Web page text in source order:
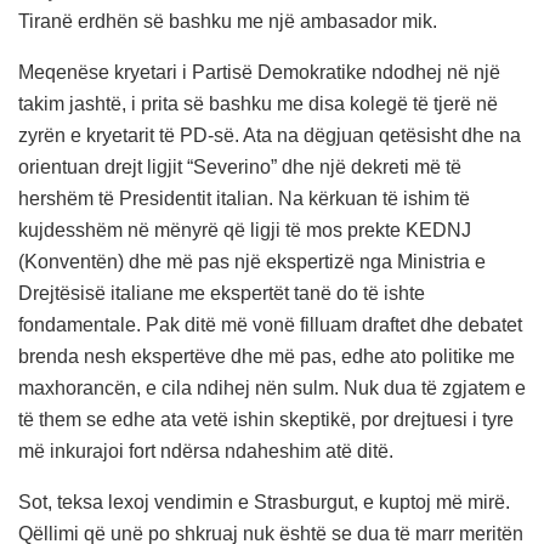
Tiranë erdhën së bashku me një ambasador mik.
Meqenëse kryetari i Partisë Demokratike ndodhej në një
takim jashtë, i prita së bashku me disa kolegë të tjerë në
zyrën e kryetarit të PD-së. Ata na dëgjuan qetësisht dhe na
orientuan drejt ligjit “Severino” dhe një dekreti më të
hershëm të Presidentit italian. Na kërkuan të ishim të
kujdesshëm në mënyrë që ligji të mos prekte KEDNJ
(Konventën) dhe më pas një ekspertizë nga Ministria e
Drejtësisë italiane me ekspertët tanë do të ishte
fondamentale. Pak ditë më vonë filluam draftet dhe debatet
brenda nesh ekspertëve dhe më pas, edhe ato politike me
maxhorancën, e cila ndihej nën sulm. Nuk dua të zgjatem e
të them se edhe ata vetë ishin skeptikë, por drejtuesi i tyre
më inkurajoi fort ndërsa ndaheshim atë ditë.
Sot, teksa lexoj vendimin e Strasburgut, e kuptoj më mirë.
Qëllimi që unë po shkruaj nuk është se dua të marr meritën